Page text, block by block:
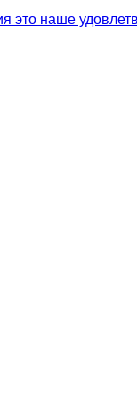
это наше